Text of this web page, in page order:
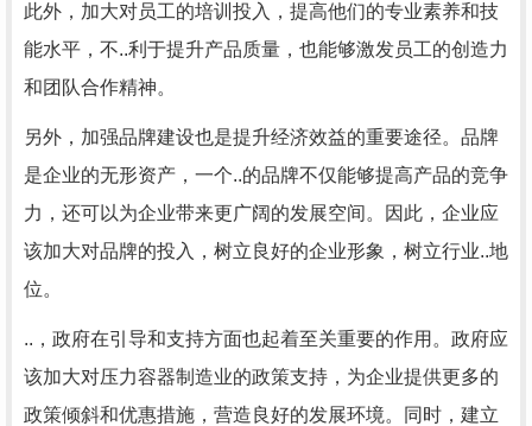
此外，加大对员工的培训投入，提高他们的专业素养和技
能水平，不..利于提升产品质量，也能够激发员工的创造力
和团队合作精神。
另外，加强品牌建设也是提升经济效益的重要途径。品牌
是企业的无形资产，一个..的品牌不仅能够提高产品的竞争
力，还可以为企业带来更广阔的发展空间。因此，企业应
该加大对品牌的投入，树立良好的企业形象，树立行业..地
位。
..，政府在引导和支持方面也起着至关重要的作用。政府应
该加大对压力容器制造业的政策支持，为企业提供更多的
政策倾斜和优惠措施，营造良好的发展环境。同时，建立